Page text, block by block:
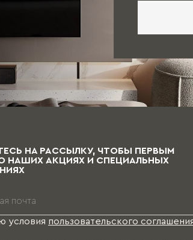
НА РАССЫЛКУ, ЧТОБЫ ПЕРВЫМ
НАШИХ АКЦИЯХ И СПЕЦИАЛЬНЫХ
условия пользовательского